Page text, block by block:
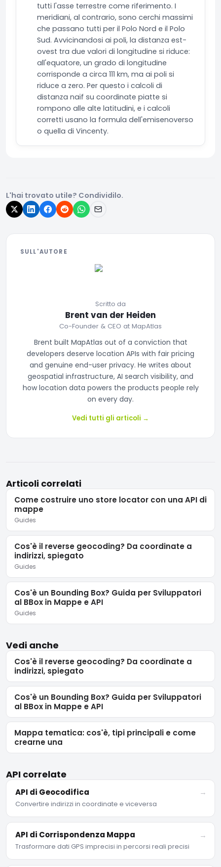
tutti l'asse terrestre come riferimento. I
meridiani, al contrario, sono cerchi massimi
che passano tutti per il Polo Nord e il Polo
Sud. Avvicinandosi ai poli, la distanza est-
ovest tra due valori di longitudine si riduce:
all'equatore, un grado di longitudine
corrisponde a circa 111 km, ma ai poli si
riduce a zero. Per questo i calcoli di
distanza naïf su coordinate piatte si
rompono alle alte latitudini, e i calcoli
corretti usano la formula dell'emisenoverso
o quella di Vincenty.
L'hai trovato utile? Condividilo.
SULL'AUTORE
Scritto da
Brent van der Heiden
Co-Founder & CEO at MapAtlas
Brent built MapAtlas out of a conviction that
developers deserve location APIs with fair pricing
and genuine end-user privacy. He writes about
geospatial infrastructure, AI search visibility, and
how location data powers the products people rely
on every day.
Vedi tutti gli articoli →
Articoli correlati
Come costruire uno store locator con una API di
mappe
Guides
Cos'è il reverse geocoding? Da coordinate a
indirizzi, spiegato
Guides
Cos'è un Bounding Box? Guida per Sviluppatori
al BBox in Mappe e API
Guides
Vedi anche
Cos'è il reverse geocoding? Da coordinate a
indirizzi, spiegato
Cos'è un Bounding Box? Guida per Sviluppatori
al BBox in Mappe e API
Mappa tematica: cos'è, tipi principali e come
crearne una
API correlate
API di Geocodifica
Convertire indirizzi in coordinate e viceversa
→
API di Corrispondenza Mappa
Trasformare dati GPS imprecisi in percorsi reali precisi
→